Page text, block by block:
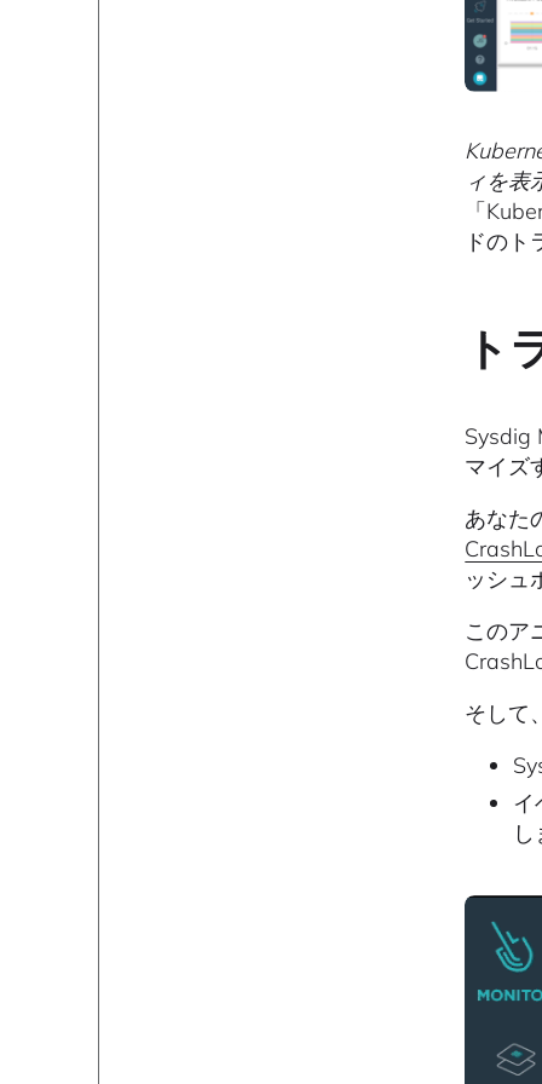
ィを表
「
ドの
ト
Sysdig
マイズ
あなた
ッシュ
このア
そして